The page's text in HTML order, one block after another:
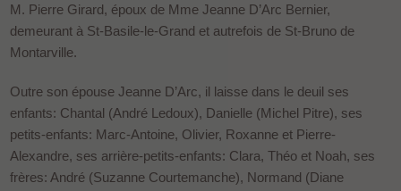
M. Pierre Girard, époux de Mme Jeanne D’Arc Bernier,
demeurant à St-Basile-le-Grand et autrefois de St-Bruno de
Montarville.
Outre son épouse Jeanne D’Arc, il laisse dans le deuil ses
enfants: Chantal (André Ledoux), Danielle (Michel Pitre), ses
petits-enfants: Marc-Antoine, Olivier, Roxanne et Pierre-
Alexandre, ses arrière-petits-enfants: Clara, Théo et Noah, ses
frères: André (Suzanne Courtemanche), Normand (Diane